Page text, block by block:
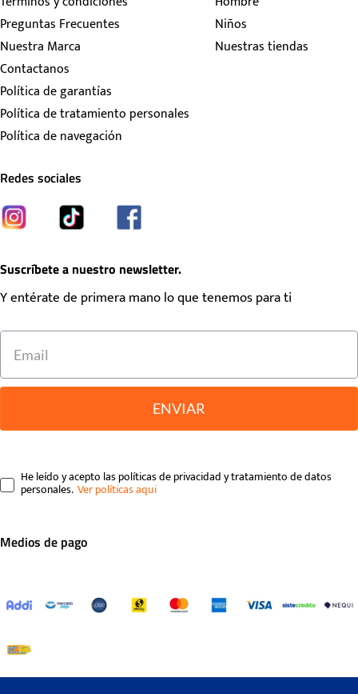
Preguntas Frecuentes
Nuestra Marca
Contactanos
Política de garantías
Política de tratamiento personales
Política de navegación
Niños
Nuestras tiendas
Redes sociales
Suscríbete a nuestro newsletter.
Y entérate de primera mano lo que tenemos para ti
ENVIAR
He leído y acepto las políticas de privacidad y tratamiento de datos
personales.
Medios de pago